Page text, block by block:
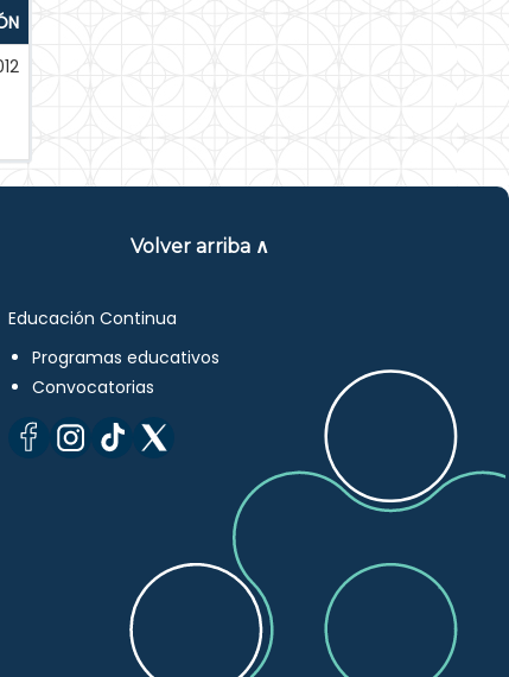
Volver arriba ∧
Educación Continua
Programas educativos
Convocatorias